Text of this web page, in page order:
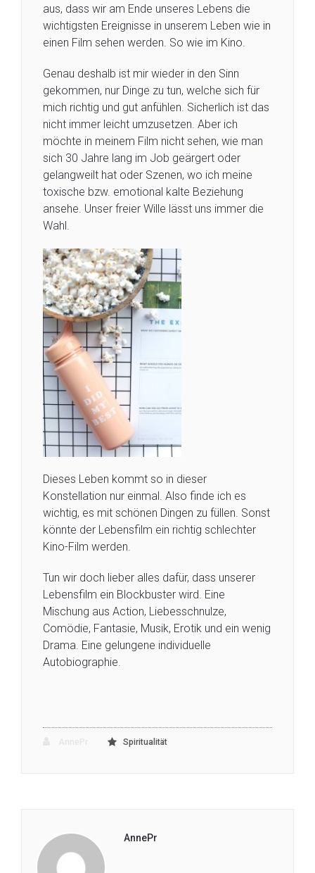
aus, dass wir am Ende unseres Lebens die
wichtigsten Ereignisse in unserem Leben wie in
einen Film sehen werden. So wie im Kino.
Genau deshalb ist mir wieder in den Sinn
gekommen, nur Dinge zu tun, welche sich für
mich richtig und gut anfühlen. Sicherlich ist das
nicht immer leicht umzusetzen. Aber ich
möchte in meinem Film nicht sehen, wie man
sich 30 Jahre lang im Job geärgert oder
gelangweilt hat oder Szenen, wo ich meine
toxische bzw. emotional kalte Beziehung
ansehe. Unser freier Wille lässt uns immer die
Wahl.
Dieses Leben kommt so in dieser
Konstellation nur einmal. Also finde ich es
wichtig, es mit schönen Dingen zu füllen. Sonst
könnte der Lebensfilm ein richtig schlechter
Kino-Film werden.
Tun wir doch lieber alles dafür, dass unserer
Lebensfilm ein Blockbuster wird. Eine
Mischung aus Action, Liebesschnulze,
Comödie, Fantasie, Musik, Erotik und ein wenig
Drama. Eine gelungene individuelle
Autobiographie.
Spiritualität
AnnePr